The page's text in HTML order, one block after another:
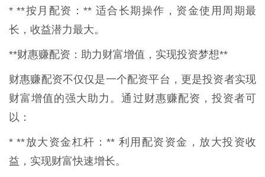
* **按月配资：** 适合长期操作，资金使用周期最
长，收益潜力最大。
**财惠赚配资：助力财富增值，实现投资梦想**
财惠赚配资不仅仅是一个配资平台，更是投资者实现
财富增值的强大助力。通过财惠赚配资，投资者可
以：
* **放大资金杠杆：** 利用配资资金，放大投资收
益，实现财富快速增长。